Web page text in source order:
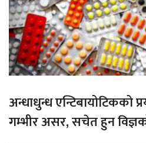
अन्धाधुन्ध एन्टिबायोटिकको
गम्भीर असर, सचेत हुन